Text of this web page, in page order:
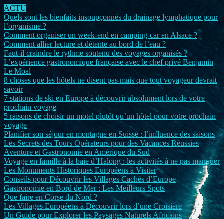
ACTU
Quels sont les bienfaits insoupçonnés du drainage lymphatique pour
l’organisme ?
Comment organiser un week-end en camping-car en Alsace ?
Comment allier lecture et détente au bord de l’eau ?
Faut-il craindre le rythme soutenu des voyages organisés ?
L’expérience gastronomique française avec le chef privé Benjamin
Le Moal
8 choses que les hôtels ne disent pas mais que tout voyageur devrait
savoir
7 stations de ski en Europe à découvrir absolument lors de votre
prochain voyage
5 raisons de choisir un motel plutôt qu’un hôtel pour votre prochain
voyage
Planifier son séjour en montagne en Suisse : l’influence des saisons
Les Secrets des Tours Opérateurs pour des Vacances Réussies
Aventure et Gastronomie en Amérique du Sud
Voyage en famille à la baie d’Halong : les activités à ne pas manquer
Les Monuments Historiques Européens à Visiter
Conseils pour Découvrir les Villages Cachés d’Europe
Gastronomie en Bord de Mer : Les Meilleurs Spots
Que faire en Corse du Nord ?
Les Villages Européens à Découvrir lors d’une Croisière
Un Guide pour Explorer les Paysages Naturels Africains